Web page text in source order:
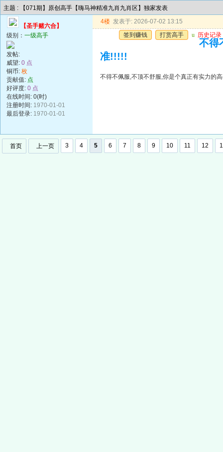
主题 : 【071期】原创高手【嗨马神精准九肖九肖区】独家发表
【圣手赌六合】
级别： 一级高手
发帖:
威望: 0 点
铜币: 枚
贡献值: 点
好评度: 0 点
在线时间: 0(时)
注册时间: 1970-01-01
最后登录: 1970-01-01
4楼 发表于: 2026-07-02 13:15
签到赚钱
打赏高手 u 历史记录
不得
准!!!!!
不得不佩服,不顶不舒服,你是个真正有实力的
首页 上一页 3 4 5 6 7 8 9 10 11 12